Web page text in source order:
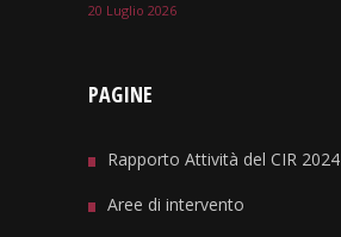
20 Luglio 2026
PAGINE
Rapporto Attività del CIR 2024
Aree di intervento